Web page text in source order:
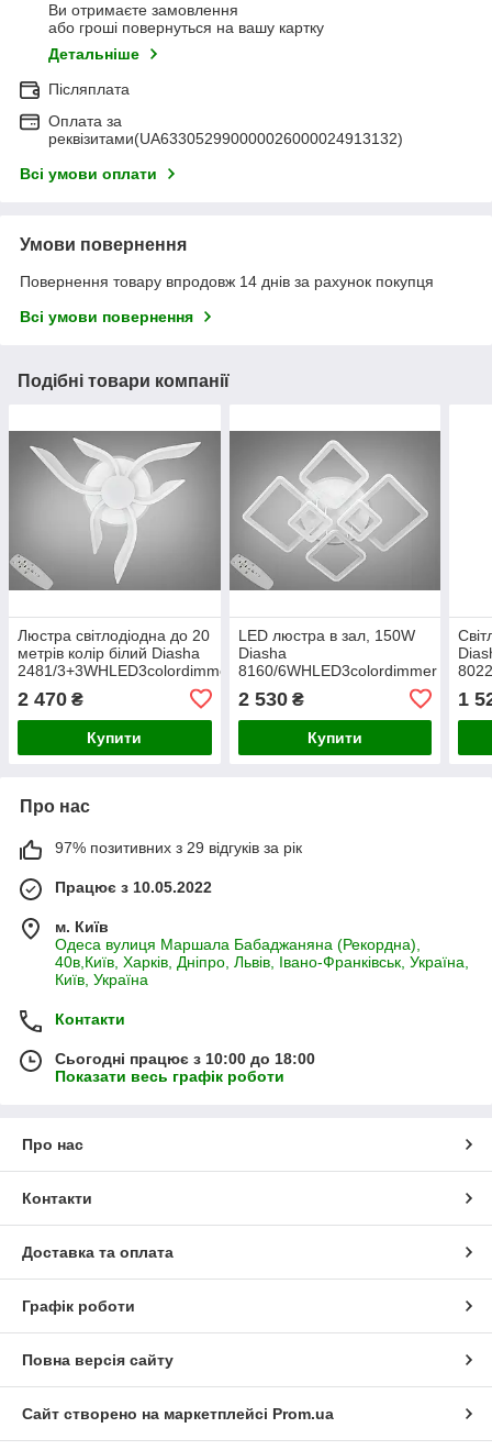
Ви отримаєте замовлення
або гроші повернуться на вашу картку
Детальніше
Післяплата
Оплата за
реквізитами(UA633052990000026000024913132)
Всі умови оплати
Умови повернення
Повернення товару впродовж 14 днів за рахунок покупця
Всі умови повернення
Подібні товари компанії
Люстра світлодіодна до 20
метрів колір білий Diasha
2481/3+3WHLED3colordimmer
2 470 ₴
Купити
LED люстра в зал, 150W
Diasha
8160/6WHLED3colordimmer
2 530₴
Купити
1
Про нас
97% позитивних з 29 відгуків за рік
Працює з 10.05.2022
м. Київ
Одеса вулиця Маршала Бабаджаняна (Рекордна),
40в,Київ, Харків, Дніпро, Львів, Івано-Франківськ, Україна,
Київ, Україна
Контакти
Сьогодні працює з 10:00 до 18:00
Показати весь графік роботи
Про нас
Контакти
Доставка та оплата
Графік роботи
Повна версія сайту
Сайт створено на маркетплейсі Prom.ua